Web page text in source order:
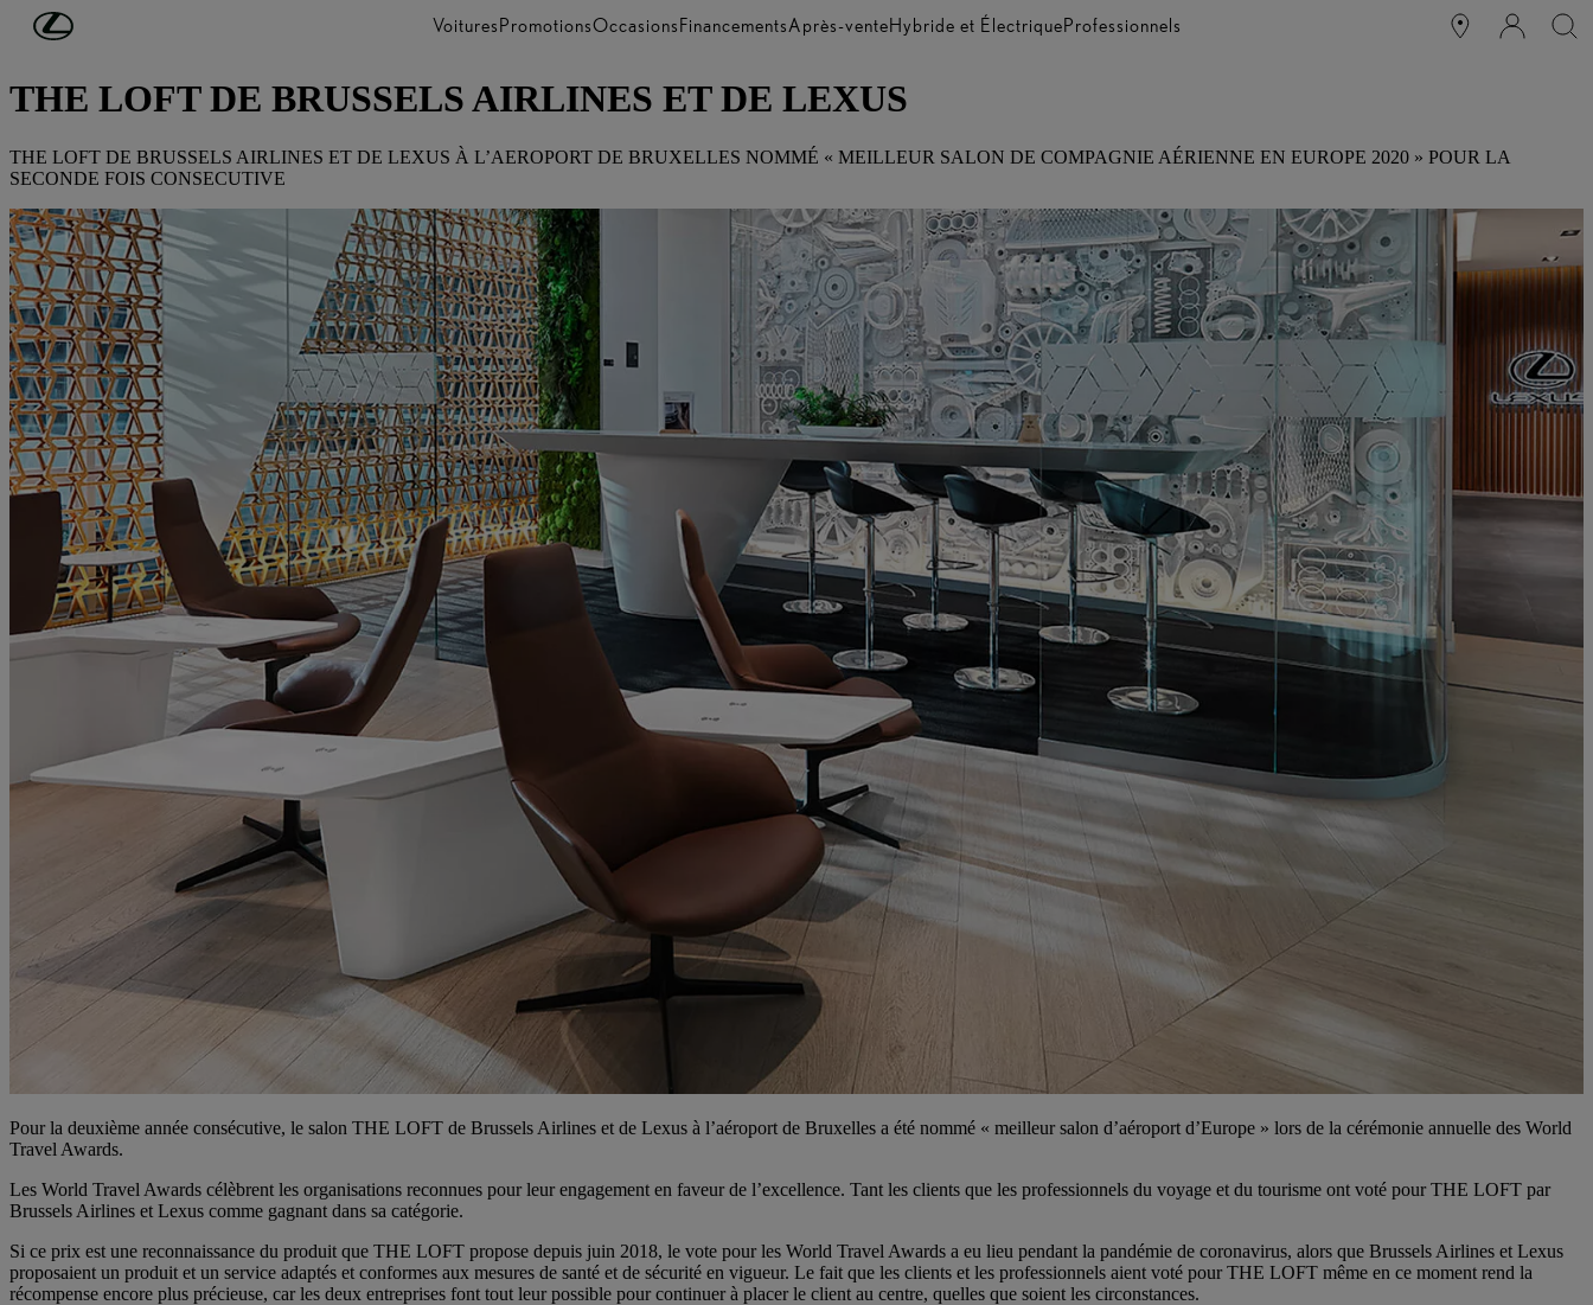
Passer au contenu principal VoituresPromotionsOccasionsFinancementsAprès-venteHybride et ÉlectriqueProfessionnels
DÉCOUVREZ LEXUS
THE LOFT DE BRUSSELS AIRLINES ET DE LEXUS
THE LOFT DE BRUSSELS AIRLINES ET DE LEXUS À L’AEROPORT DE BRUXELLES NOMMÉ « MEILLEUR SALON DE COMPAGNIE AÉRIENNE EN EUROPE 2020 » POUR LA
SECONDE FOIS CONSECUTIVE
Pour la deuxième année consécutive, le salon THE LOFT de Brussels Airlines et de Lexus à l’aéroport de Bruxelles a été nommé « meilleur salon d’aéroport d’Europe » lors de la cérémonie annuelle des World
Travel Awards.
Les World Travel Awards célèbrent les organisations reconnues pour leur engagement en faveur de l’excellence. Tant les clients que les professionnels du voyage et du tourisme ont voté pour THE LOFT par
Brussels Airlines et Lexus comme gagnant dans sa catégorie.
Si ce prix est une reconnaissance du produit que THE LOFT propose depuis juin 2018, le vote pour les World Travel Awards a eu lieu pendant la pandémie de coronavirus, alors que Brussels Airlines et Lexus
proposaient un produit et un service adaptés et conformes aux mesures de santé et de sécurité en vigueur. Le fait que les clients et les professionnels aient voté pour THE LOFT même en ce moment rend la
récompense encore plus précieuse, car les deux entreprises font tout leur possible pour continuer à placer le client au centre, quelles que soient les circonstances.